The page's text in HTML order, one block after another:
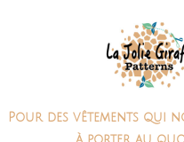
Pour des vêtements qui